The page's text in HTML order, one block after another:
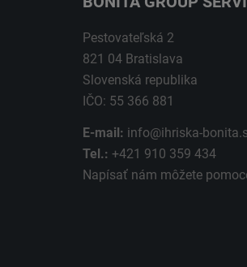
Pestovateľská 2
821 04 Bratislava
Slovenská republika
IČO: 55 366 881
E-mail: info@ihriska-
Tel.: +421 910 359 434
Napísať nám môžete